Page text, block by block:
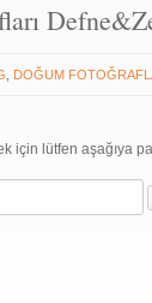
DOĞUM
lütfen aşağıya